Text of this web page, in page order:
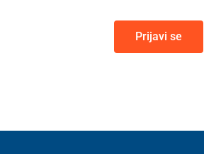
Prijavi se